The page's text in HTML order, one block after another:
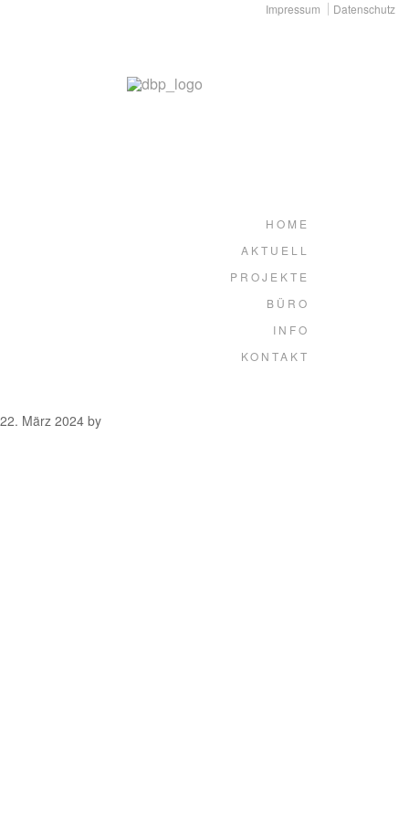
Impressum Datenschutz
HOME
AKTUELL
PROJEKTE
BÜRO
INFO
KONTAKT
22. März 2024 by